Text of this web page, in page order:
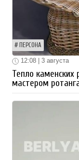
ПЕРСОНА
12:08 | 3 августа
Тепло каменских
мастером